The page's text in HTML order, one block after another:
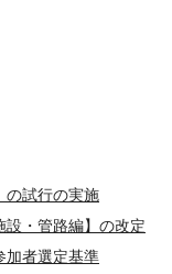
の試行の実施
設・管路編】の改定
加者選定基準